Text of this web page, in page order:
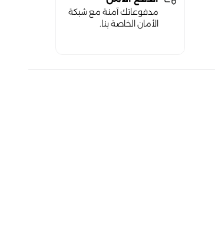
مدفوعاتك آمنة مع شبكة
الأمان الخاصة بنا.